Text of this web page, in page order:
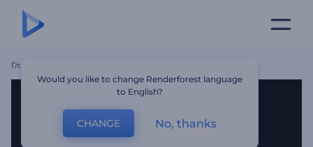
Главная
Would you like to change Renderforest language
to English?
CHANGE No, thanks